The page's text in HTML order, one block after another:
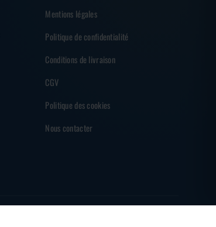
Mentions légales
Politique de confidentialité
Conditions de livraison
CGV
Politique des cookies
Nous contacter